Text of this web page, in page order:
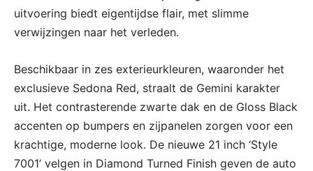
uitvoering biedt eigentijdse flair, met slimme
verwijzingen naar het verleden.
Beschikbaar in zes exterieurkleuren, waaronder het
exclusieve Sedona Red, straalt de Gemini karakter
uit. Het contrasterende zwarte dak en de Gloss Black
accenten op bumpers en zijpanelen zorgen voor een
krachtige, moderne look. De nieuwe 21 inch ‘Style
7001’ velgen in Diamond Turned Finish geven de auto